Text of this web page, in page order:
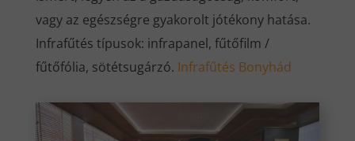
vagy az egészségre gyakorolt jótékony hatása.
Infrafűtés típusok: infrapanel, fűtőfilm /
fűtőfólia, sötétsugárzó. Infrafűtés Bonyhád